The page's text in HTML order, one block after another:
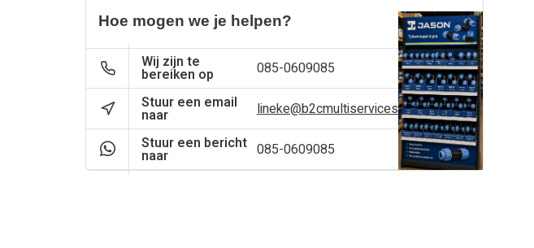
Hoe mogen we je helpen?
Wij zijn te
bereiken op
085-0609085
Stuur een email
naar
lineke@b2cmultiservices.nl
Stuur een bericht
naar 085-0609085